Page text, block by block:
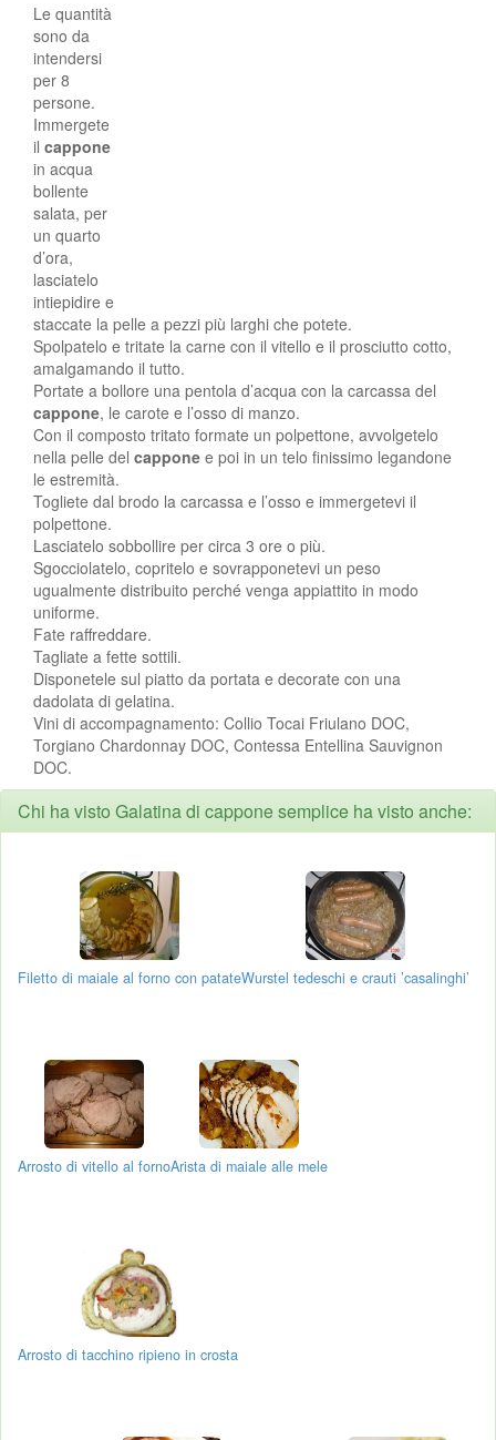
Le quantità
sono da
intendersi
per 8
persone.
Immergete
il cappone
in acqua
bollente
salata, per
un quarto
d’ora,
lasciatelo
intiepidire e
staccate la pelle a pezzi più larghi che potete.
Spolpatelo e tritate la carne con il vitello e il prosciutto cotto,
amalgamando il tutto.
Portate a bollore una pentola d’acqua con la carcassa del
cappone, le carote e l’osso di manzo.
Con il composto tritato formate un polpettone, avvolgetelo
nella pelle del cappone e poi in un telo finissimo legandone
le estremità.
Togliete dal brodo la carcassa e l’osso e immergetevi il
polpettone.
Lasciatelo sobbollire per circa 3 ore o più.
Sgocciolatelo, copritelo e sovrapponetevi un peso
ugualmente distribuito perché venga appiattito in modo
uniforme.
Fate raffreddare.
Tagliate a fette sottili.
Disponetele sul piatto da portata e decorate con una
dadolata di gelatina.
Vini di accompagnamento: Collio Tocai Friulano DOC,
Torgiano Chardonnay DOC, Contessa Entellina Sauvignon
DOC.
Chi ha visto Galatina di cappone semplice ha visto anche:
Filetto di maiale al forno con patateWurstel tedeschi e crauti ’casalinghi’
Arrosto di vitello al fornoArista di maiale alle mele
Arrosto di tacchino ripieno in crosta